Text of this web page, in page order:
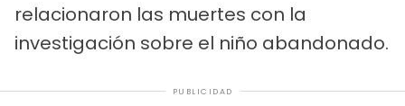
relacionaron las muertes con la
investigación sobre el niño abandonado.
PUBLICIDAD